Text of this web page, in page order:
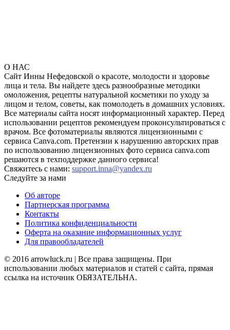
О НАС
Сайт Инны Нефедовской о красоте, молодости и здоровье
лица и тела. Вы найдете здесь разнообразные методики
омоложения, рецепты натуральной косметики по уходу за
лицом и телом, советы, как помолодеть в домашних условиях.
Все материалы сайта носят информационный характер. Перед
использовании рецептов рекомендуем проконсультироваться с
врачом. Все фотоматериалы являются лицензионными с
сервиса Canva.com. Претензии к нарушению авторских прав
по использованию лицензионных фото сервиса canva.com
решаются в техподдержке данного сервиса!
Свяжитесь с нами: support.inna@yandex.ru
Следуйте за нами
Об авторе
Партнерская программа
Контакты
Политика конфиденциальности
Оферта на оказание информационных услуг
Для правообладателей
© 2016 arrowluck.ru | Все права защищены. При
использовании любых материалов и статей с сайта, прямая
ссылка на источник ОБЯЗАТЕЛЬНА.